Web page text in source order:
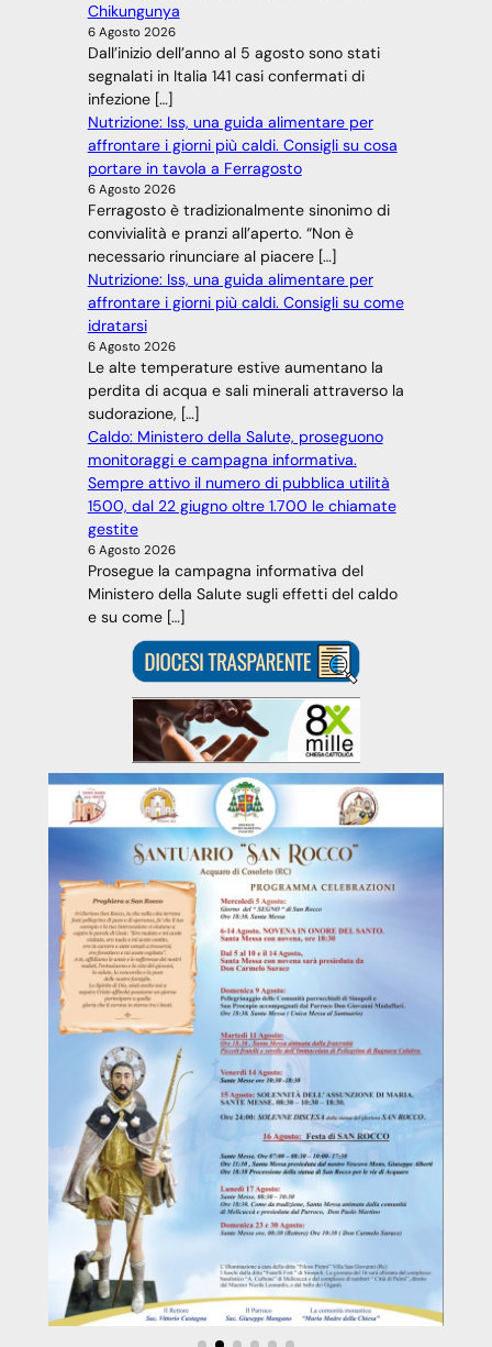
Chikungunya
6 Agosto 2026
Dall’inizio dell’anno al 5 agosto sono stati
segnalati in Italia 141 casi confermati di
infezione […]
Nutrizione: Iss, una guida alimentare per
affrontare i giorni più caldi. Consigli su cosa
portare in tavola a Ferragosto
6 Agosto 2026
Ferragosto è tradizionalmente sinonimo di
convivialità e pranzi all’aperto. “Non è
necessario rinunciare al piacere […]
Nutrizione: Iss, una guida alimentare per
affrontare i giorni più caldi. Consigli su come
idratarsi
6 Agosto 2026
Le alte temperature estive aumentano la
perdita di acqua e sali minerali attraverso la
sudorazione, […]
Caldo: Ministero della Salute, proseguono
monitoraggi e campagna informativa.
Sempre attivo il numero di pubblica utilità
1500, dal 22 giugno oltre 1.700 le chiamate
gestite
6 Agosto 2026
Prosegue la campagna informativa del
Ministero della Salute sugli effetti del caldo
e su come […]